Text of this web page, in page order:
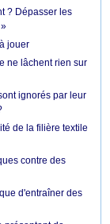
? Dépasser les
jouer
ne lâchent rien sur
ignorés par leur
de la filière textile
contre des
d'entraîner des